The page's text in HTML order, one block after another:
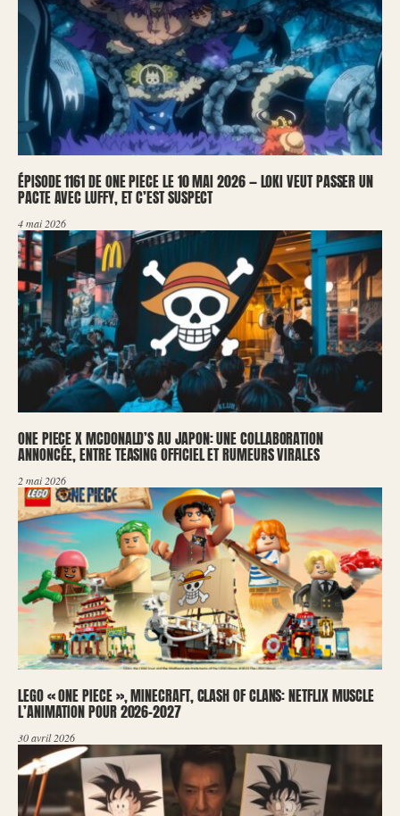
ÉPISODE 1161 DE ONE PIECE LE 10 MAI 2026 — LOKI VEUT PASSER UN
PACTE AVEC LUFFY, ET C’EST SUSPECT
4 mai 2026
ONE PIECE X MCDONALD’S AU JAPON: UNE COLLABORATION
ANNONCÉE, ENTRE TEASING OFFICIEL ET RUMEURS VIRALES
2 mai 2026
LEGO « ONE PIECE », MINECRAFT, CLASH OF CLANS: NETFLIX MUSCLE
L’ANIMATION POUR 2026-2027
30 avril 2026